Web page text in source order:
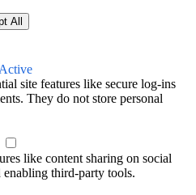
All
site features like secure log-ins
They do not store personal
like content sharing on social
third-party tools.